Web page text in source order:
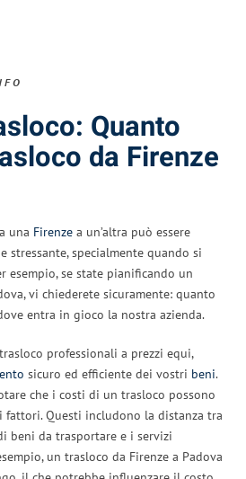
Quanto
da Firenze
una Firenze a un’altra può essere
stressante, specialmente quando si
esempio, se state pianificando un
vi chiederete sicuramente: quanto
entra in gioco la nostra azienda.
professionali a prezzi equi,
sicuro ed efficiente dei vostri beni.
che i costi di un trasloco possono
fattori. Questi includono la distanza tra
beni da trasportare e i servizi
un trasloco da Firenze a Padova